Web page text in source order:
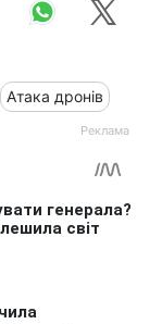
Атака дронів